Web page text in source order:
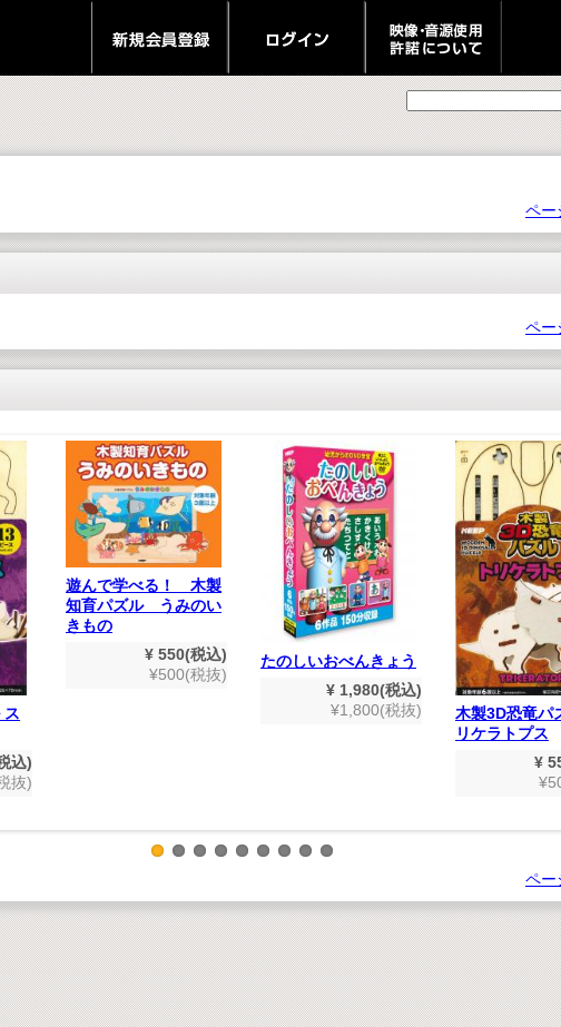
ペー
ペー
ス
込)
抜)
遊んで学べる！ 木製
知育パズル うみのい
きもの
¥ 550(税込)
¥500(税抜)
たのしいおべんきょう
¥ 1,980(税込)
¥1,800(税抜)
木製3D恐竜パ
リケラトプス
¥
ペー